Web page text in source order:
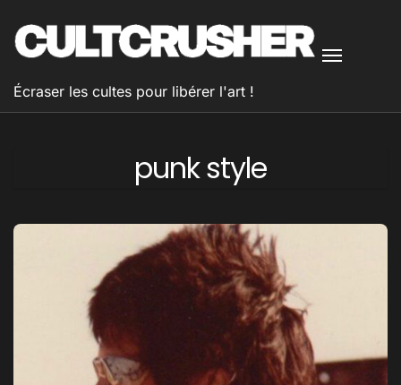
contenu
Écraser les cultes pour libérer l'art !
punk style